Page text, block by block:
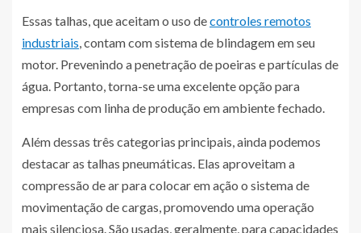
Essas talhas, que aceitam o uso decontroles remotos
industriais, contam com sistema de blindagem em seu
motor. Prevenindo a penetração de poeiras e partículas de
água. Portanto, torna-se uma excelente opção para
empresas com linha de produção em ambiente fechado.
Além dessas três categorias principais, ainda podemos
destacar as talhas pneumáticas. Elas aproveitam a
compressão de ar para colocar em ação o sistema de
movimentação de cargas, promovendo uma operação
mais silenciosa. São usadas, geralmente, para capacidades